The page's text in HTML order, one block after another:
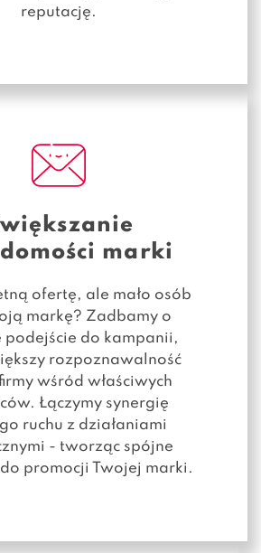
reputację.
marki
ofertę, ale mało osób
markę? Zadbamy o
podejście do kampanii,
rozpoznawalność
wśród właściwych
Łączymy synergię
ruchu z działaniami
- tworząc spójne
promocji Twojej marki.